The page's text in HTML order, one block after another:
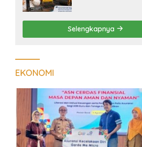
Demi Keselamatan
Pengguna Jalan
Selengkapnya
EKONOMI